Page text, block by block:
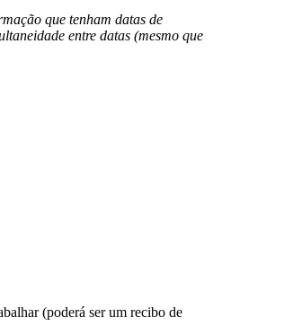
que tenham datas de
entre datas (mesmo que
(poderá ser um recibo de